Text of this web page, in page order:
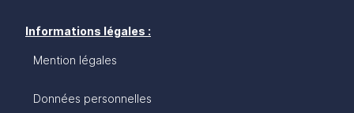
Informations légales :
Mention légales
Données personnelles